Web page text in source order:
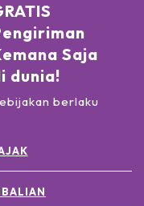
Saja
dunia!
berlaku